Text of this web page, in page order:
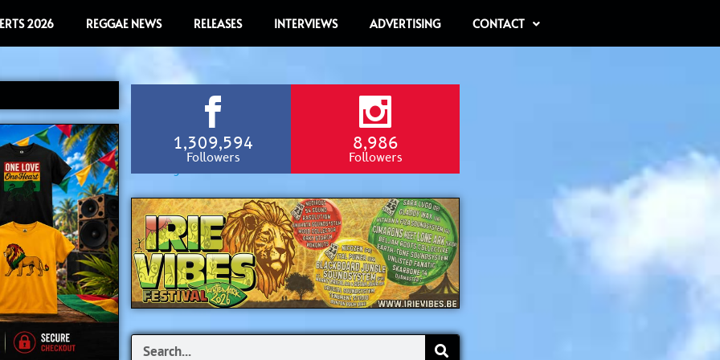
2026 REGGAE NEWS RELEASES INTERVIEWS ADVERTISING CONTACT
1,309,594
Followers
8,986
Followers
Search